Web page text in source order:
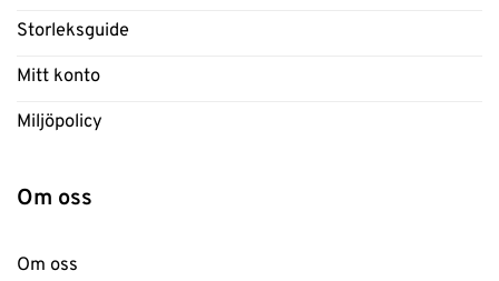
Storleksguide
Mitt konto
Miljöpolicy
Om oss
Om oss